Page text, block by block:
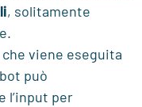
, solitamente
viene eseguita
può
l’input per